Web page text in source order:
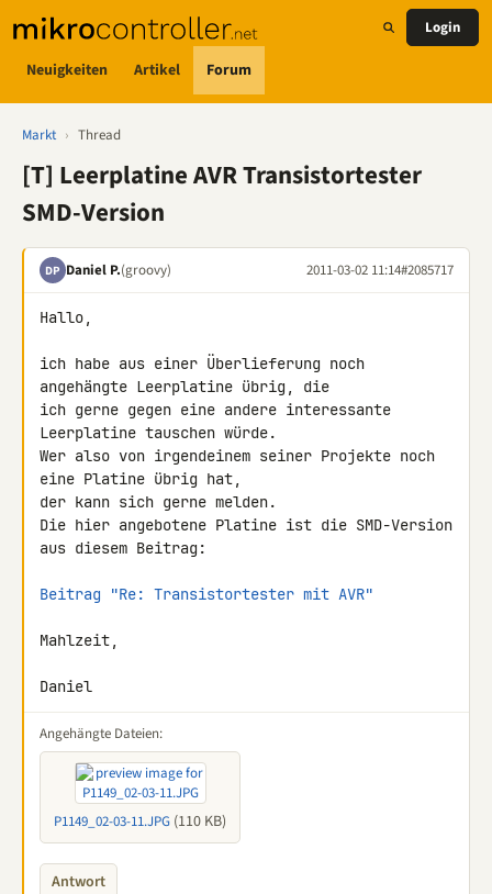
Neuigkeiten Artikel Forum
Login
Markt › Thread
[T] Leerplatine AVR Transistortester
SMD-Version
DP Daniel P.(groovy) 2011-03-02 11:14#2085717
Hallo,
ich habe aus einer Überlieferung noch
angehängte Leerplatine übrig, die
ich gerne gegen eine andere interessante
Leerplatine tauschen würde.
Wer also von irgendeinem seiner Projekte noch
eine Platine übrig hat,
der kann sich gerne melden.
Die hier angebotene Platine ist die SMD-Version
aus diesem Beitrag:
Beitrag "Re: Transistortester mit AVR"
Mahlzeit,
Daniel
Angehängte Dateien:
P1149_02-03-11.JPG (110 KB)
Antwort